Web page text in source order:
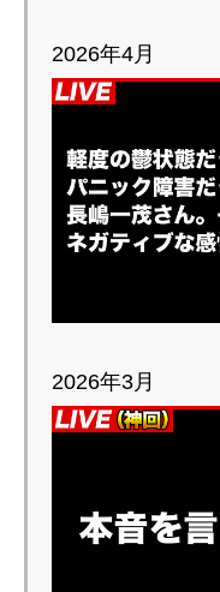
2026年4月
2026年3月